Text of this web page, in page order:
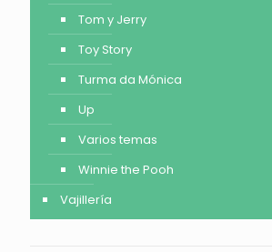
Tom y Jerry
Toy Story
Turma da Mónica
Up
Varios temas
Winnie the Pooh
Vajillería